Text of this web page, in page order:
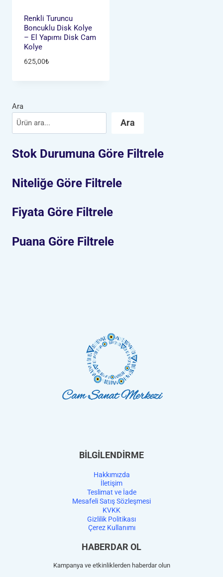
Renkli Turuncu
Boncuklu Disk Kolye
– El Yapımı Disk Cam
Kolye
625,00₺
Ara
Ara
Stok Durumuna Göre Filtrele
Niteliğe Göre Filtrele
Fiyata Göre Filtrele
Puana Göre Filtrele
BİLGİLENDİRME
Hakkımızda
İletişim
Teslimat ve İade
Mesafeli Satış Sözleşmesi
KVKK
Gizlilik Politikası
Çerez Kullanımı
HABERDAR OL
Kampanya ve etkinliklerden haberdar olun